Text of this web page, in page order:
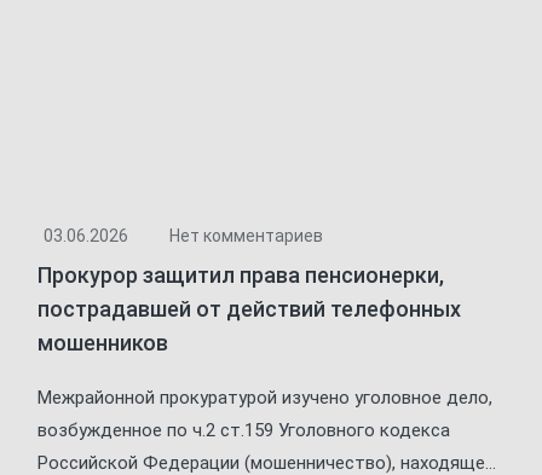
03.06.2026 Нет комментариев
Прокурор защитил права пенсионерки,
пострадавшей от действий телефонных
мошенников
Межрайонной прокуратурой изучено уголовное дело,
возбужденное по ч.2 ст.159 Уголовного кодекса
Российской Федерации (мошенничество), находяще...